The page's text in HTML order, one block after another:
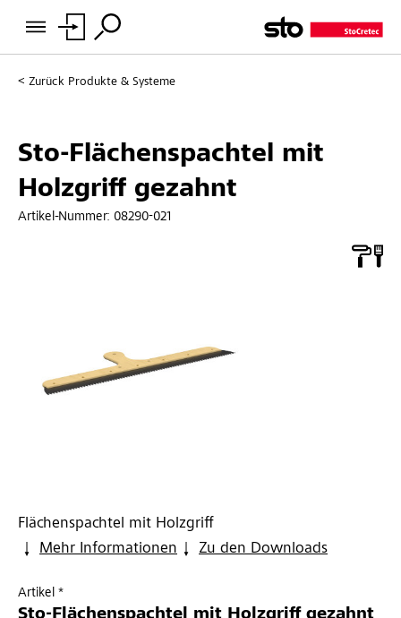
Zurück Produkte & Systeme
Sto-Flächenspachtel mit
Holzgriff gezahnt
Artikel-Nummer: 08290-021
Flächenspachtel mit Holzgriff
Mehr Informationen
Zu den Downloads
Artikel *